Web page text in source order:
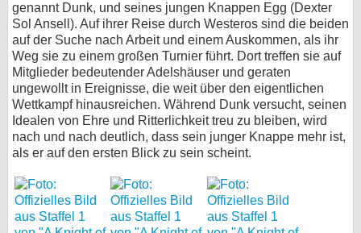
genannt Dunk, und seines jungen Knappen Egg (Dexter
Sol Ansell). Auf ihrer Reise durch Westeros sind die beiden
auf der Suche nach Arbeit und einem Auskommen, als ihr
Weg sie zu einem großen Turnier führt. Dort treffen sie auf
Mitglieder bedeutender Adelshäuser und geraten
ungewollt in Ereignisse, die weit über den eigentlichen
Wettkampf hinausreichen. Während Dunk versucht, seinen
Idealen von Ehre und Ritterlichkeit treu zu bleiben, wird
nach und nach deutlich, dass sein junger Knappe mehr ist,
als er auf den ersten Blick zu sein scheint.